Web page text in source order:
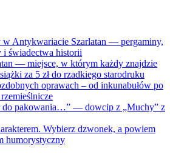
w Antykwariacie Szarlatan — pergaminy,
i świadectwa historii
— miejsce, w którym każdy znajdzie
za 5 zł do rzadkiego starodruku
oprawach – od inkunabułów po
do pakowania…” — dowcip z „Muchy” z
Wybierz dzwonek, a powiem
humorystyczny